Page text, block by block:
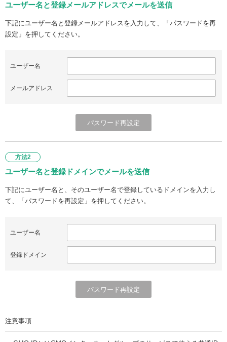
ユーザー名と登録メールアドレスでメールを送信
下記にユーザー名と登録メールアドレスを入力して、「パスワードを再
設定」を押してください。
ユーザー名
メールアドレス
方法2
ユーザー名と登録ドメインでメールを送信
下記にユーザー名と、そのユーザー名で登録しているドメインを入力し
て、「パスワードを再設定」を押してください。
ユーザー名
登録ドメイン
注意事項